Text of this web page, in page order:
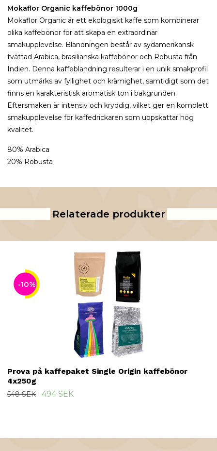
Mokaflor Organic kaffebönor 1000g
Mokaflor Organic är ett ekologiskt kaffe som kombinerar
olika kaffebönor för att skapa en extraordinär
smakupplevelse. Blandningen består av sydamerikansk
tvättad Arabica, brasilianska kaffebönor och Robusta från
Indien. Denna kaffeblandning resulterar i en unik smakprofil
som utmärks av fyllighet och krämighet, samtidigt som det
finns en karakteristisk aromatisk ton i bakgrunden.
Eftersmaken är intensiv och kryddig, vilket ger en komplett
smakupplevelse för kaffedrickaren som uppskattar hög
kvalitet.
80% Arabica
20% Robusta
Relaterade produkter
-10%
Prova på kaffepaket Single Origin kaffebönor
4x250g
548 SEK 494 SEK